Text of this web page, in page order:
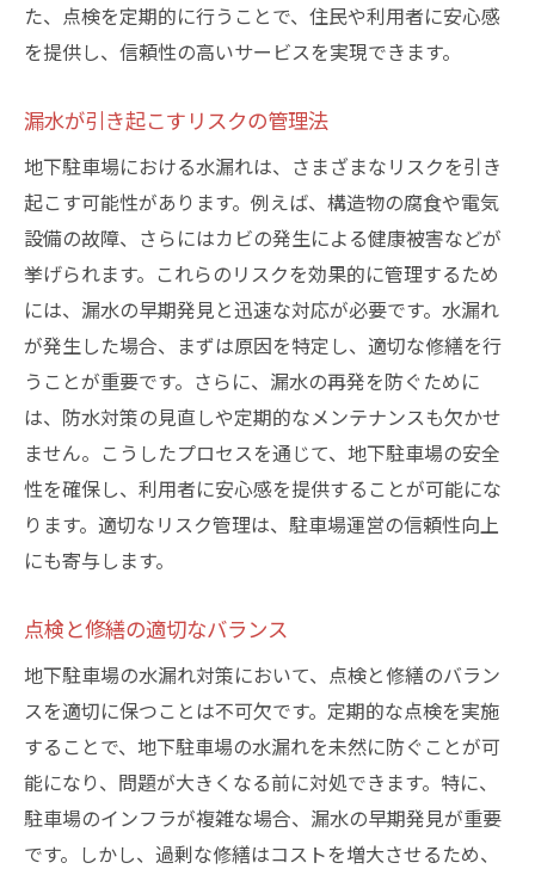
た、点検を定期的に行うことで、住民や利用者に安心感
を提供し、信頼性の高いサービスを実現できます。
漏水が引き起こすリスクの管理法
地下駐車場における水漏れは、さまざまなリスクを引き
起こす可能性があります。例えば、構造物の腐食や電気
設備の故障、さらにはカビの発生による健康被害などが
挙げられます。これらのリスクを効果的に管理するため
には、漏水の早期発見と迅速な対応が必要です。水漏れ
が発生した場合、まずは原因を特定し、適切な修繕を行
うことが重要です。さらに、漏水の再発を防ぐために
は、防水対策の見直しや定期的なメンテナンスも欠かせ
ません。こうしたプロセスを通じて、地下駐車場の安全
性を確保し、利用者に安心感を提供することが可能にな
ります。適切なリスク管理は、駐車場運営の信頼性向上
にも寄与します。
点検と修繕の適切なバランス
地下駐車場の水漏れ対策において、点検と修繕のバラン
スを適切に保つことは不可欠です。定期的な点検を実施
することで、地下駐車場の水漏れを未然に防ぐことが可
能になり、問題が大きくなる前に対処できます。特に、
駐車場のインフラが複雑な場合、漏水の早期発見が重要
です。しかし、過剰な修繕はコストを増大させるため、